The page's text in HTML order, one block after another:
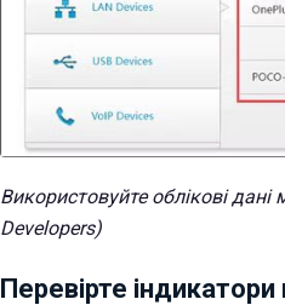
Використовуйте облікові
Developers)
Перевірте індикатори